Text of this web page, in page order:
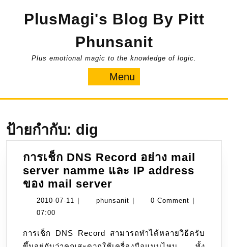
PlusMagi's Blog By Pitt
Phunsanit
Plus emotional magic to the knowledge of logic.
Menu
ป้ายกำกับ: dig
การเช็ก DNS Record อย่าง mail
server namme และ IP address
ของ mail server
เช็ก
อย่าง
2010-07-11 2010- phunsanit phunsanit0 Comment
07:00
การเช็ก DNS Record สามารถทำได้หลายวิธีครับ